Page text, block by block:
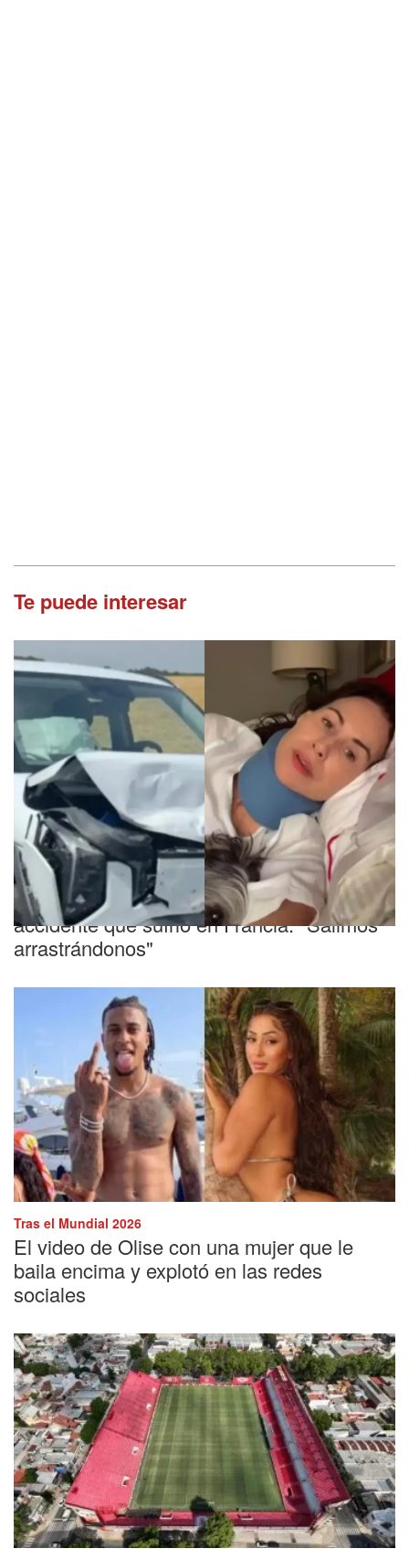
Te puede interesar
Logró sobrevivir
Una famosa actriz reveló el dramático
accidente que sufrió en Francia: "Salimos
arrastrándonos"
Tras el Mundial 2026
El video de Olise con una mujer que le
baila encima y explotó en las redes
sociales